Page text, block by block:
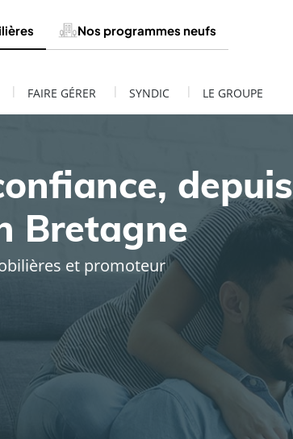
Nos programmes neufs
| FAIRE GÉRER | SYNDIC | LE GROUPE
depuis
Bretagne
et promoteur
MON BIEN
Budget